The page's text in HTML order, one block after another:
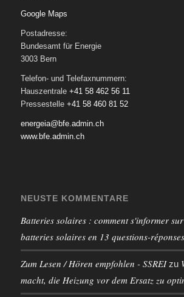
Google Maps
Postadresse:
Bundesamt für Energie
3003 Bern
Telefon- und Telefaxnummern:
Hauszentrale +41 58 462 56 11
Pressestelle +41 58 460 81 52
energeia@bfe.admin.ch
www.bfe.admin.ch
NEUSTE KOMMENTARE
Batteries solaires : comment s'informer
batteries solaires en 13 questions-réponses
Zum Lesen / Hören empfohlen - SSREIzu
macht, die Heizung vor dem Ersatz zu